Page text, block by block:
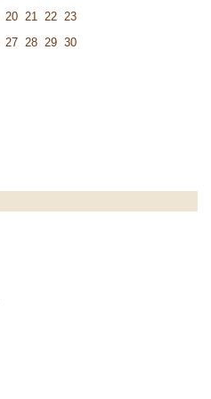
20 21 22
23
27 28 29 30